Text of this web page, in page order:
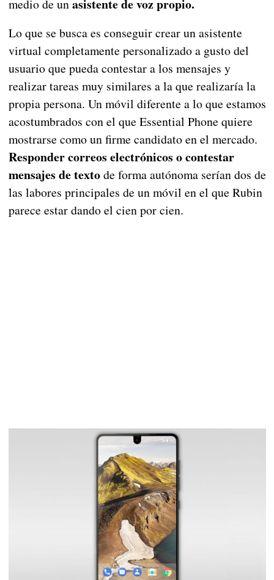
medio de unasistente de voz propio.
Lo que se busca es conseguir crear un asistente
virtual completamente personalizado a gusto del
usuario que pueda contestar a los mensajes y
realizar tareas muy similares a la que realizaría la
propia persona. Un móvil diferente a lo que estamos
acostumbrados con el que Essential Phone quiere
mostrarse como un firme candidato en el mercado.
Responder correos electrónicos o contestar
mensajes de textode forma autónoma serían dos de
las labores principales de un móvil en el que Rubin
parece estar dando el cien por cien.